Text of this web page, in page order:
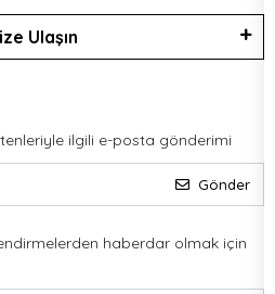
Ulaşın
ilgili e-posta gönderimi
Gönder
haberdar olmak için